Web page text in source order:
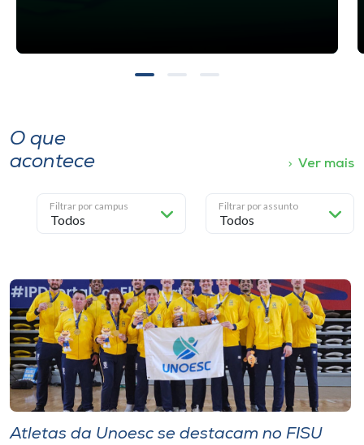
O que
acontece
Ver mais
Filtrar por campus Filtrar por assunto
Atletas da Unoesc se destacam no FISU